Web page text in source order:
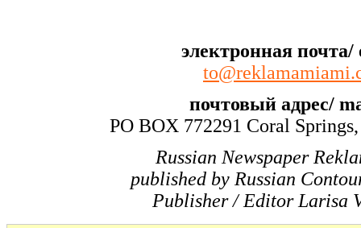
электронная
почтовый адрес/
PO BOX 772291 Coral
Russian Newspaper
published by Russian
Publisher / Editor Larisa